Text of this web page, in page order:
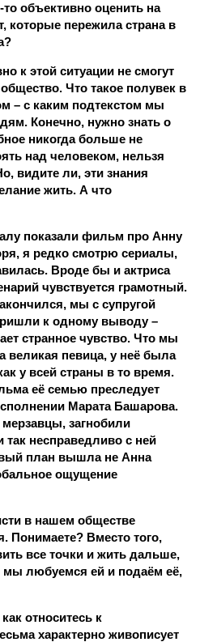
объективно оценить на
которые пережила страна в
к этой ситуации не смогут
Что такое полувек в
– с каким подтекстом мы
Конечно, нужно знать о
никогда больше не
над человеком, нельзя
видите ли, эти знания
жить. А что
показали фильм про Анну
я редко смотрю сериалы,
Вроде бы и актриса
чувствуется грамотный.
мы с супругой
к одному выводу –
странное чувство. Что мы
великая певица, у неё была
у всей страны в то время.
её семью преследует
Марата Башарова.
загнобили
так несправедливо с ней
план вышла не Анна
ощущение
в нашем обществе
Понимаете? Вместо того,
все точки и жить дальше,
мы любуемся ей и подаём её,
относитесь к
характерно живописует